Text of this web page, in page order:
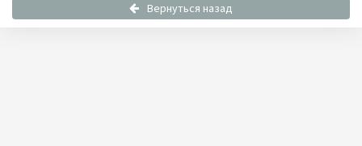
Вернуться назад